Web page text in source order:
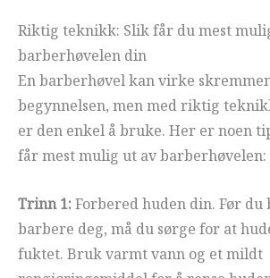
Riktig teknikk: Slik får du mest
barberhøvelen din
En barberhøvel kan virke
begynnelsen, men med riktig
er den enkel å bruke. Her er noen
får mest mulig ut av barberhøvelen:
Trinn 1: Forbered huden din. Før du
barbere deg, må du sørge for at
fuktet. Bruk varmt vann og et mildt